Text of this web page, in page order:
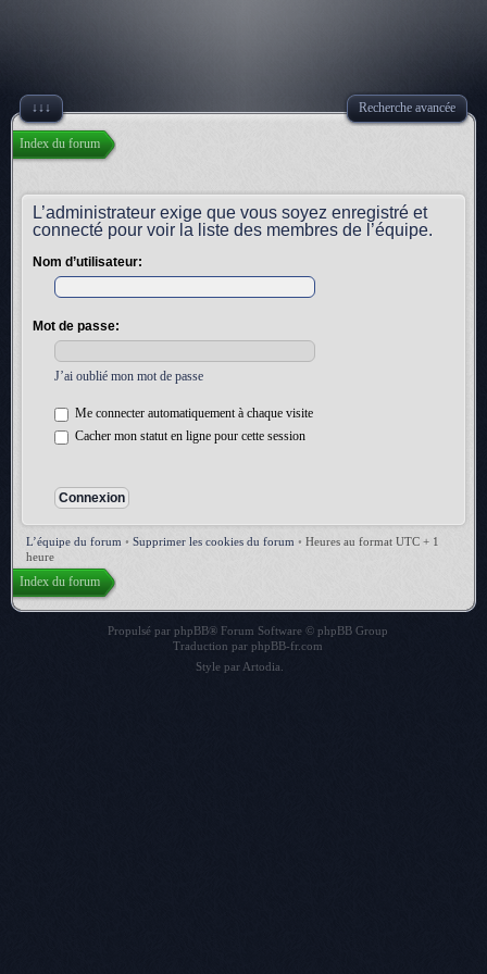
↓↓↓ Recherche avancée
Index du forum
L’administrateur exige que vous soyez enregistré et
connecté pour voir la liste des membres de l’équipe.
Nom d’utilisateur:
Mot de passe:
J’ai oublié mon mot de passe
Me connecter automatiquement à chaque visite
Cacher mon statut en ligne pour cette session
L’équipe du forum • Supprimer les cookies du forum • Heures au format UTC + 1
heure
Index du forum
Propulsé par phpBB® Forum Software © phpBB Group
Traduction par phpBB-fr.com
Style par Artodia